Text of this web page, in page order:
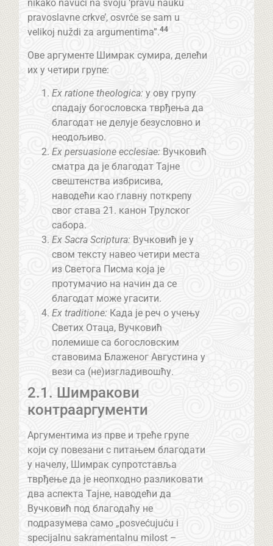
nikako navući na svoju ‘pravu nauku
pravoslavne crkve’, osvrće se sam u
velikoj nuždi za argumentima”.44
Ове аргументе Шимрак сумира, делећи
их у четири групе:
Ex ratione theologica: у ову групу
спадају богословска тврђења да
благодат не делује безусловно и
неодољиво.
Ex persuasione ecclesiae:Вучковић
сматра да је благодат Тајне
свештенства избрисива,
наводећи као главну поткрепу
свог става 21. канон Трулског
сабора.
Ex Sacra Scriptura: Вучковић је у
свом тексту навео четири места
из Светога Писма која је
протумачио на начин да се
благодат може угасити.
Еx traditione: Када је реч о учењу
Светих Отаца, Вучковић
полемише са богословским
ставовима Блаженог Августина у
вези са (не)изгладивошћу.
2.1. Шимракови
контрааргументи
Аргументима из прве и треће групе
који су повезани с питањем благодати
у начелу, Шимрак супротставља
тврђење да је неопходно разликовати
два аспекта Тајне, наводећи да
Вучковић под благодаћу не
подразумева само „posvećujuću i
specijalnu sakramentalnu milost –